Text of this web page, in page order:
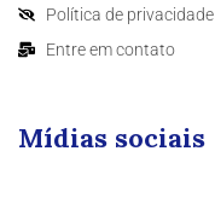
Política de privacidade
Entre em contato
Mídias sociais